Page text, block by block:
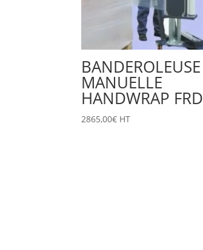
BANDEROLEUSE
MANUELLE
HANDWRAP FRD
2865,00€ HT